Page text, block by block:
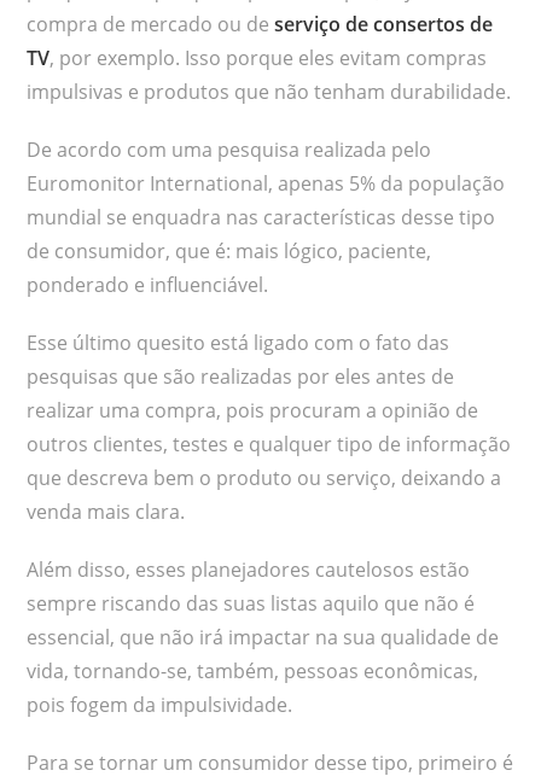
compra de mercado ou deserviço de consertos de
TV, por exemplo. Isso porque eles evitam compras
impulsivas e produtos que não tenham durabilidade.
De acordo com uma pesquisa realizada pelo
Euromonitor International, apenas 5% da população
mundial se enquadra nas características desse tipo
de consumidor, que é: mais lógico, paciente,
ponderado e influenciável.
Esse último quesito está ligado com o fato das
pesquisas que são realizadas por eles antes de
realizar uma compra, pois procuram a opinião de
outros clientes, testes e qualquer tipo de informação
que descreva bem o produto ou serviço, deixando a
venda mais clara.
Além disso, esses planejadores cautelosos estão
sempre riscando das suas listas aquilo que não é
essencial, que não irá impactar na sua qualidade de
vida, tornando-se, também, pessoas econômicas,
pois fogem da impulsividade.
Para se tornar um consumidor desse tipo, primeiro é